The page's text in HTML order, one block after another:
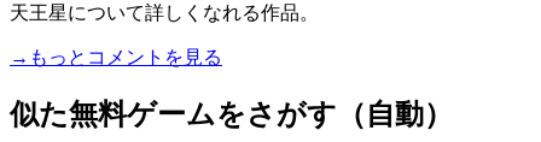
天王星について詳しくなれる作品。
→もっとコメントを見る
似た無料ゲームをさがす（自動）